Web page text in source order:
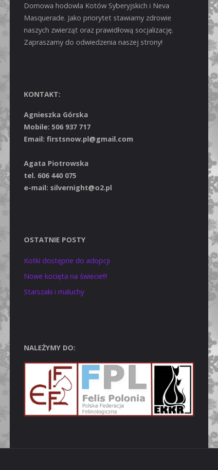
Domowa hodowla Kotów Syberyjskich i Neva
Masquerade. Jako priorytet stawiamy zdrowie
naszych zwierząt oraz prawidłową socjalizację.
Zapraszamy do odwiedzenia naszej strony!
KONTAKT:
Agnieszka Górska
Mobile: 506 937 717
Email: firstsnow.pl@gmail.com
Agata Piotrowska
tel. 606 440 075
e-mail: silvernight@o2.pl
OSTATNIE POSTY
Kotki dostępne do adopcji
Nowe kocięta na świecie!!!
Starszaki i maluchy
NALEŻYMY DO: